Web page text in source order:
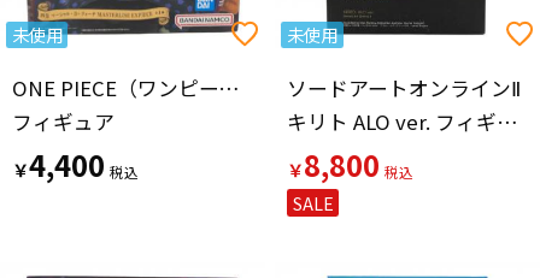
未使用
ONE PIECE（ワンピース）
フィギュア
￥4,400
未使用
ソードアートオンラインⅡ
キリト ALO ver. フィギュア
￥8,800
SALE